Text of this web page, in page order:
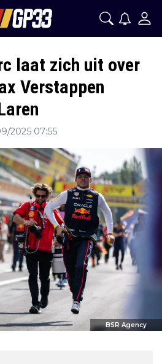
laat zich uit over
Verstappen
2025 07:55
BSR Agency